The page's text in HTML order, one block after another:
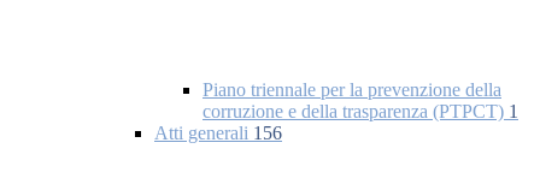
Piano triennale per la prevenzione della
corruzione e della trasparenza (PTPCT) 1
Atti generali 156